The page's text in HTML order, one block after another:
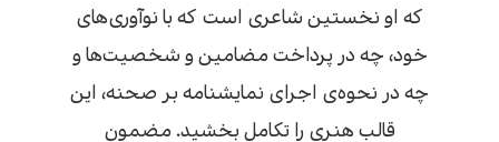
که او نخستین شاعری است که با نوآوری‌های
خود، چه در پرداخت مضامین و شخصیت‌ها و
چه در نحوه‌ی اجرای نمایشنامه بر صحنه، این
قالب هنری را تکامل بخشید. مضمون